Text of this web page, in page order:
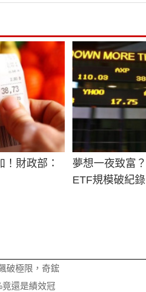
財政部：
夢想一夜致富
ETF規模破紀錄
破極限，奇鋐
還是績效冠